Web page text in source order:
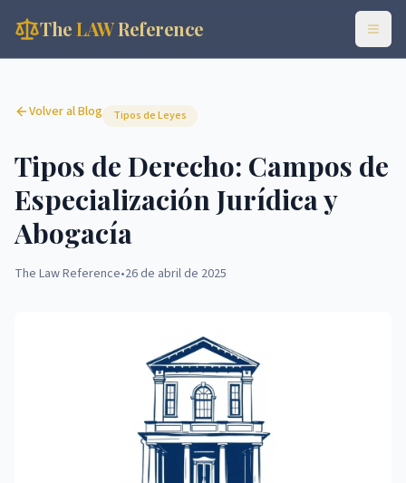
TheLAWReference
Volver al Blog Tipos de Leyes
Tipos de Derecho: Campos de
Especialización Jurídica y
Abogacía
The Law Reference•26 de abril de 2025